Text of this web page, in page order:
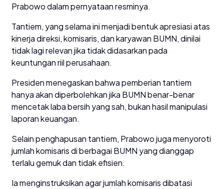
Prabowo dalam pernyataan resminya.
Tantiem, yang selama ini menjadi bentuk apresiasi atas
kinerja direksi, komisaris, dan karyawan BUMN, dinilai
tidak lagi relevan jika tidak didasarkan pada
keuntungan riil perusahaan.
Presiden menegaskan bahwa pemberian tantiem
hanya akan diperbolehkan jika BUMN benar-benar
mencetak laba bersih yang sah, bukan hasil manipulasi
laporan keuangan.
Selain penghapusan tantiem, Prabowo juga menyoroti
jumlah komisaris di berbagai BUMN yang dianggap
terlalu gemuk dan tidak efisien.
Ia menginstruksikan agar jumlah komisaris dibatasi